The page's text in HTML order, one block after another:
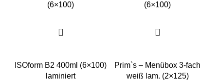
(6×100)
(6×100)
ISOform B2 400ml (6×100)
laminiert
Prim`s – Menübox 3-fach
weiß lam. (2×125)